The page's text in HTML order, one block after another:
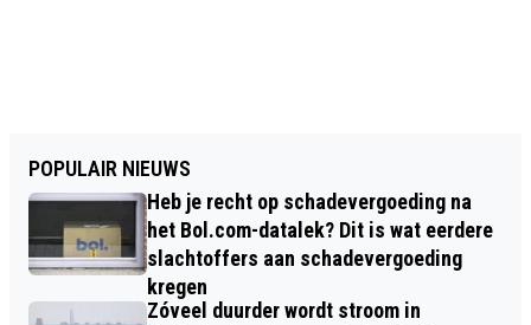
POPULAIR NIEUWS
Heb je recht op schadevergoeding na
het Bol.com-datalek? Dit is wat eerdere
slachtoffers aan schadevergoeding
kregen
Zóveel duurder wordt stroom in